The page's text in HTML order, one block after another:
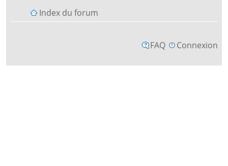
Index du forum
FAQ Connexion